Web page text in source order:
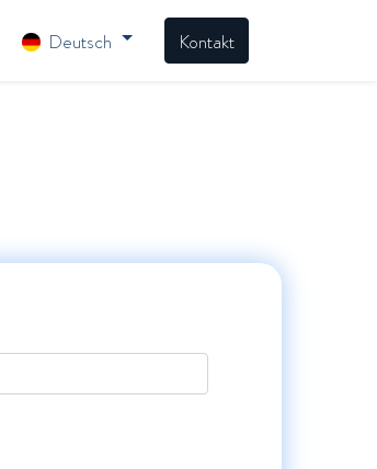
Deutsch Kontakt